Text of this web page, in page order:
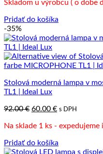
Skladom u výrobcu ( o dobe
Pridať do košíka
-35%
Stolová moderná lampa v
TL1 | Ideal Lux
92.00€ Pôvodná
bola:
60.00 €Aktuálna
je:
s DPH
Na sklade 1 ks - expedujeme
Pridať do košíka